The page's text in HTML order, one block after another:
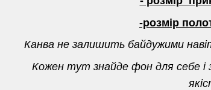
-розмір
Канва не залишить байдужими
Кожен тут знайде фон для себе і